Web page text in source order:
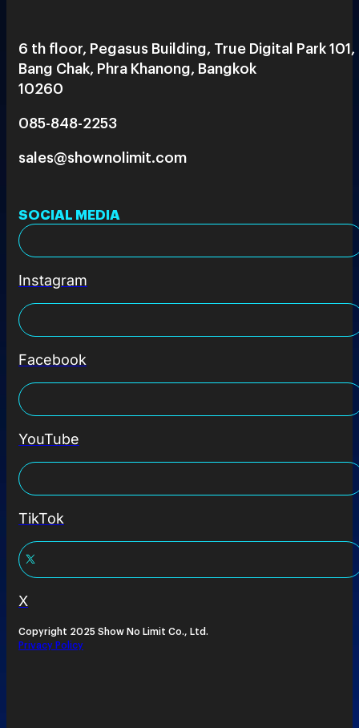
6 th floor, Pegasus Building, True Digital Park 101,
Bang Chak, Phra Khanong, Bangkok
10260
085-848-2253
sales@shownolimit.com
SOCIAL MEDIA
Instagram
Facebook
YouTube
TikTok
X
Copyright 2025 Show No Limit Co., Ltd.
Privacy Policy